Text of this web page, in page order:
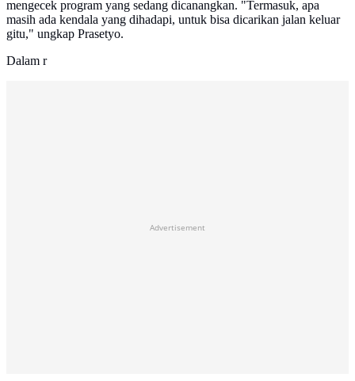
mengecek program yang sedang dicanangkan. "Termasuk, apa
masih ada kendala yang dihadapi, untuk bisa dicarikan jalan keluar​​​​​​
gitu," ungkap Prasetyo.
Dalam r
Advertisement